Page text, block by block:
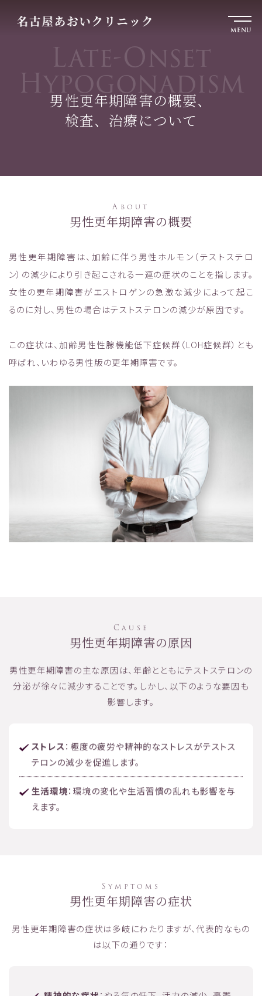
MENU
Late-Onset
Hypogonadism
男性更年期障害の概要、
検査、治療について
About
男性更年期障害の概要
男性更年期障害は、加齢に伴う男性ホルモン（テストステロ
ン）の減少により引き起こされる一連の症状のことを指します。
女性の更年期障害がエストロゲンの急激な減少によって起こ
るのに対し、男性の場合はテストステロンの減少が原因です。
この症状は、加齢男性性腺機能低下症候群（LOH症候群）とも
呼ばれ、いわゆる男性版の更年期障害です。
Cause
男性更年期障害の原因
男性更年期障害の主な原因は、年齢とともにテストステロンの
分泌が徐々に減少することです。しかし、以下のような要因も
影響します。
ストレス：極度の疲労や精神的なストレスがテストス
テロンの減少を促進します。
生活環境：環境の変化や生活習慣の乱れも影響を与
えます。
Symptoms
男性更年期障害の症状
男性更年期障害の症状は多岐にわたりますが、代表的なもの
は以下の通りです：